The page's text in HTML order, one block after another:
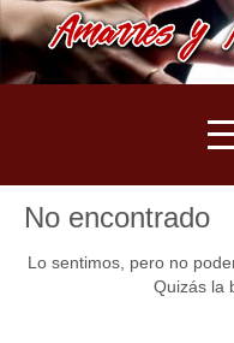
No encontrado
Lo sentimos, pero no
Quizás la